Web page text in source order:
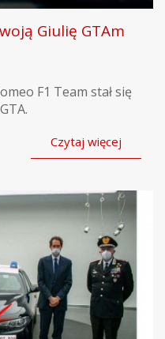
Giulię GTAm
F1 Team stał się
Czytaj więcej